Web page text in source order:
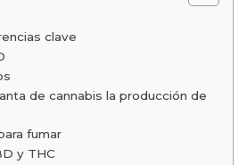
clave
de cannabis la producción de
fumar
y THC